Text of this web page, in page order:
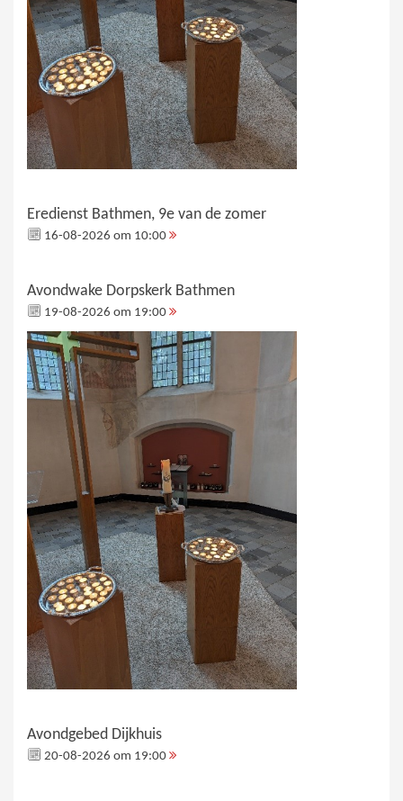
Eredienst Bathmen, 9e van de zomer
16-08-2026 om 10:00
Avondwake Dorpskerk Bathmen
19-08-2026 om 19:00
Avondgebed Dijkhuis
20-08-2026 om 19:00